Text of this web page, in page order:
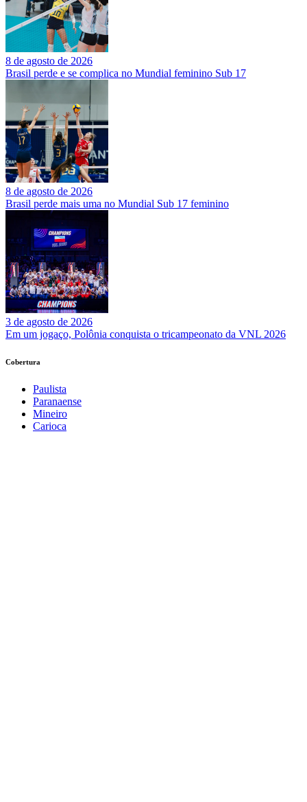
8 de agosto de 2026
Brasil perde e se complica no Mundial feminino Sub 17
8 de agosto de 2026
Brasil perde mais uma no Mundial Sub 17 feminino
3 de agosto de 2026
Em um jogaço, Polônia conquista o tricampeonato da VNL 2026
Cobertura
Paulista
Paranaense
Mineiro
Carioca